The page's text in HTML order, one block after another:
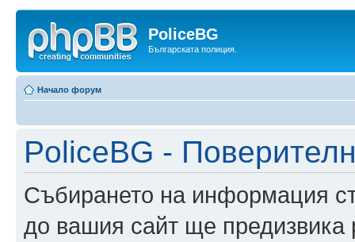
PoliceBG
Българската полиция.
Начало форум
PoliceBG -
Събирането на информация
до вашия сайт ще